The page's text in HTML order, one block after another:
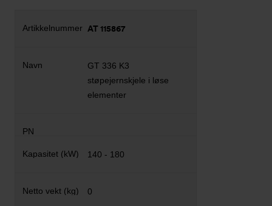
AT 115867
GT 336 K3
støpejernskjele i løse
elementer
140 - 180
0